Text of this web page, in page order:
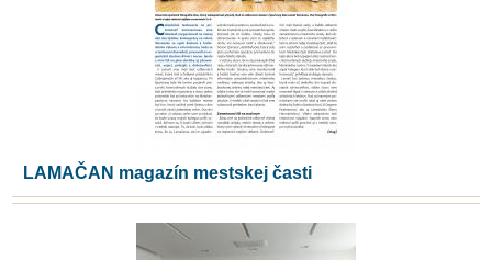
LAMAČAN magazín mestskej časti